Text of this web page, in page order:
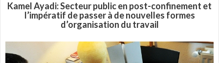
Kamel Ayadi: Secteur public en post-confinement et
l’impératif de passer à de nouvelles formes
d’organisation du travail